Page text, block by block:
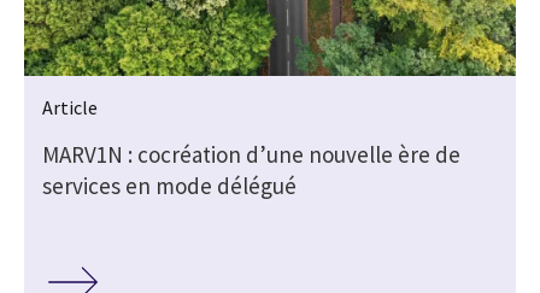
Article
MARV1N : cocréation d’une nouvelle ère de
services en mode délégué